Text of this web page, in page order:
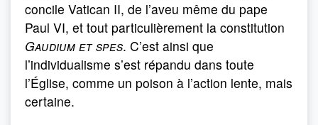
concile Vatican II, de l’aveu même du pape
Paul VI, et tout particulièrement la constitution
Gaudium et spes. C’est ainsi que
l’individualisme s’est répandu dans toute
l’Église, comme un poison à l’action lente, mais
certaine.